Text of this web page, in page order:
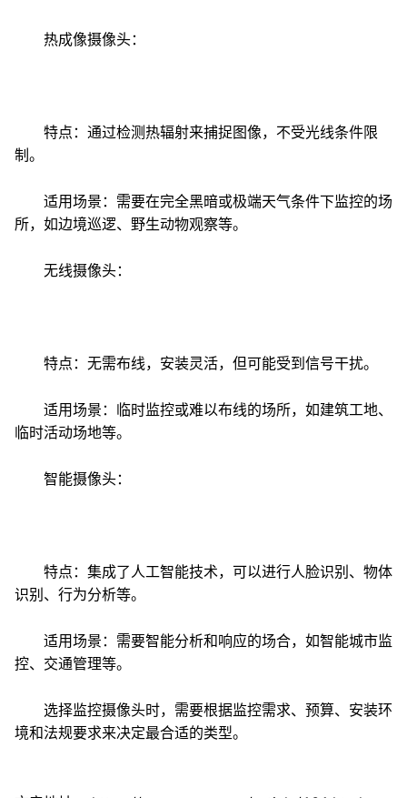
热成像摄像头：
特点：通过检测热辐射来捕捉图像，不受光线条件限
制。
适用场景：需要在完全黑暗或极端天气条件下监控的场
所，如边境巡逻、野生动物观察等。
无线摄像头：
特点：无需布线，安装灵活，但可能受到信号干扰。
适用场景：临时监控或难以布线的场所，如建筑工地、
临时活动场地等。
智能摄像头：
特点：集成了人工智能技术，可以进行人脸识别、物体
识别、行为分析等。
适用场景：需要智能分析和响应的场合，如智能城市监
控、交通管理等。
选择监控摄像头时，需要根据监控需求、预算、安装环
境和法规要求来决定最合适的类型。